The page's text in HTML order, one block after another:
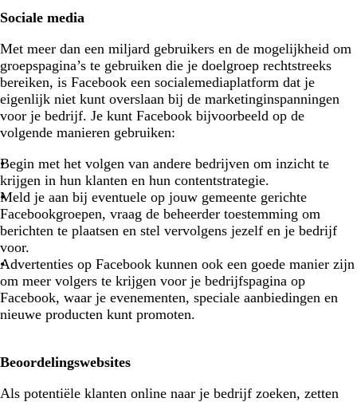
Sociale media
Met meer dan een miljard gebruikers en de mogelijkheid om
groepspagina’s te gebruiken die je doelgroep rechtstreeks
bereiken, is Facebook een socialemediaplatform dat je
eigenlijk niet kunt overslaan bij de marketinginspanningen
voor je bedrijf. Je kunt Facebook bijvoorbeeld op de
volgende manieren gebruiken:
Begin met het volgen van andere bedrijven om inzicht te
krijgen in hun klanten en hun contentstrategie.
Meld je aan bij eventuele op jouw gemeente gerichte
Facebookgroepen, vraag de beheerder toestemming om
berichten te plaatsen en stel vervolgens jezelf en je bedrijf
voor.
Advertenties op Facebook kunnen ook een goede manier zijn
om meer volgers te krijgen voor je bedrijfspagina op
Facebook, waar je evenementen, speciale aanbiedingen en
nieuwe producten kunt promoten.
Beoordelingswebsites
Als potentiële klanten online naar je bedrijf zoeken, zetten